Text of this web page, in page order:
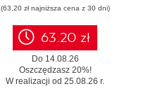
(63,20 zł najniższa cena z 30 dni)
63.20 zł
Do 14.08.26
Oszczędzasz 20%!
W realizacji od 25.08.26 r.